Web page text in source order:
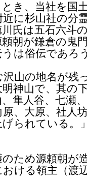
とき、当社を国
に杉山社の分
氏は五石六斗
朝が鎌倉の鬼
は俗伝であろ
沢山の地名が残
神山で、其の
隼人谷、七瀬
、大原、社人
られている。
のため源頼朝が
ける領主（渡